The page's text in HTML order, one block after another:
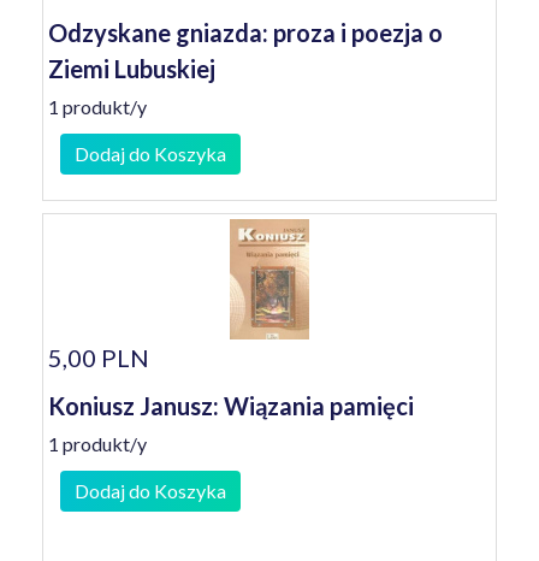
Odzyskane gniazda: proza i poezja o
Ziemi Lubuskiej
1 produkt/y
Dodaj do Koszyka
5,00 PLN
Koniusz Janusz: Wiązania pamięci
1 produkt/y
Dodaj do Koszyka